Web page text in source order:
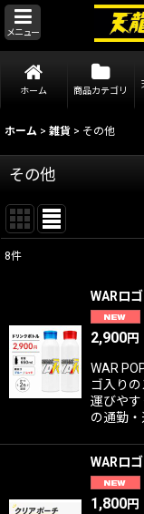
メニュー
ホーム 商品カテゴリ
ホーム > 雑貨 > その他
その他
並び順:
8件
WARロ
2,900円
WAR
ゴ入り
運びや
の通勤
WARロ
1,800円